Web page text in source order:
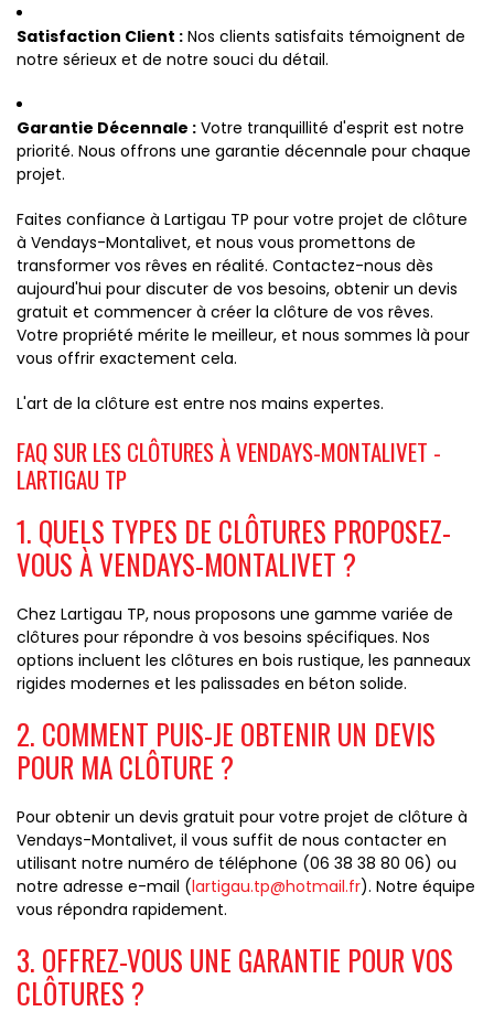
Satisfaction Client : Nos clients satisfaits témoignent de
notre sérieux et de notre souci du détail.
Garantie Décennale : Votre tranquillité d'esprit est notre
priorité. Nous offrons une garantie décennale pour chaque
projet.
Faites confiance à Lartigau TP pour votre projet de clôture
à Vendays-Montalivet, et nous vous promettons de
transformer vos rêves en réalité. Contactez-nous dès
aujourd'hui pour discuter de vos besoins, obtenir un devis
gratuit et commencer à créer la clôture de vos rêves.
Votre propriété mérite le meilleur, et nous sommes là pour
vous offrir exactement cela.
L'art de la clôture est entre nos mains expertes.
FAQ SUR LES CLÔTURES À VENDAYS-MONTALIVET -
LARTIGAU TP
1. QUELS TYPES DE CLÔTURES PROPOSEZ-
VOUS À VENDAYS-MONTALIVET ?
Chez Lartigau TP, nous proposons une gamme variée de
clôtures pour répondre à vos besoins spécifiques. Nos
options incluent les clôtures en bois rustique, les panneaux
rigides modernes et les palissades en béton solide.
2. COMMENT PUIS-JE OBTENIR UN DEVIS
POUR MA CLÔTURE ?
Pour obtenir un devis gratuit pour votre projet de clôture à
Vendays-Montalivet, il vous suffit de nous contacter en
utilisant notre numéro de téléphone (06 38 38 80 06) ou
notre adresse e-mail (lartigau.tp@hotmail.fr). Notre équipe
vous répondra rapidement.
3. OFFREZ-VOUS UNE GARANTIE POUR VOS
CLÔTURES ?